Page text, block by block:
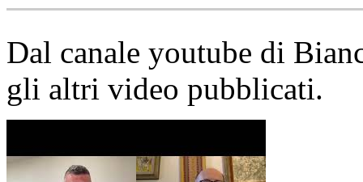
Dal canale youtube di
gli altri video pubblicati.